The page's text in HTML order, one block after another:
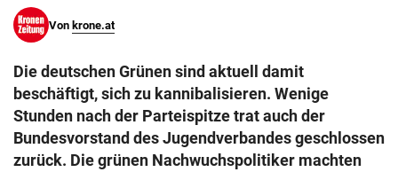
Von krone.at
Die deutschen Grünen sind aktuell damit
beschäftigt, sich zu kannibalisieren. Wenige
Stunden nach der Parteispitze trat auch der
Bundesvorstand des Jugendverbandes geschlossen
zurück. Die grünen Nachwuchspolitiker machten